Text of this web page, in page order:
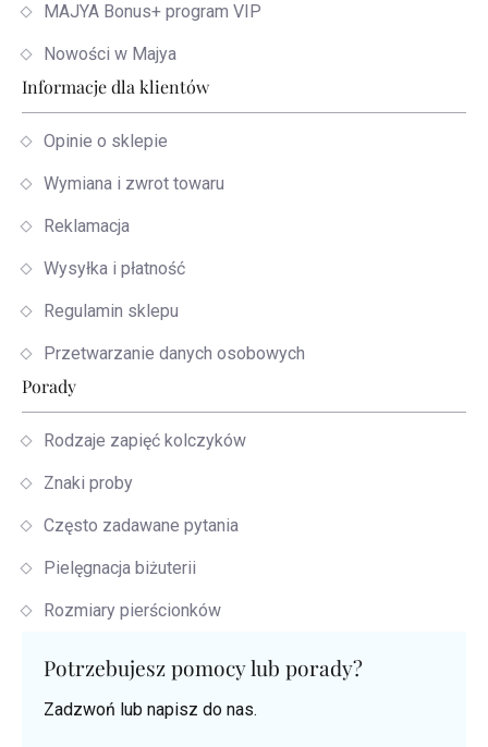
MAJYA Bonus+ program VIP
Nowości w Majya
Informacje dla klientów
Opinie o sklepie
Wymiana i zwrot towaru
Reklamacja
Wysyłka i płatność
Regulamin sklepu
Przetwarzanie danych osobowych
Porady
Rodzaje zapięć kolczyków
Znaki proby
Często zadawane pytania
Pielęgnacja biżuterii
Rozmiary pierścionków
Potrzebujesz pomocy lub porady?
Zadzwoń lub napisz do nas.